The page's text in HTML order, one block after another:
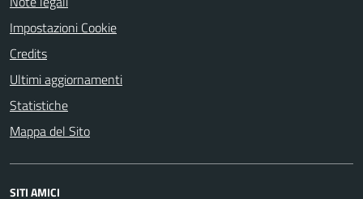
Impostazioni Cookie
Credits
Ultimi aggiornamenti
Statistiche
Mappa del Sito
SITI AMICI